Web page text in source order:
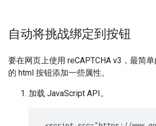
自动将挑战绑定到按钮
要在网页上使用 reCAPTCHA v3，最简
的 html 按钮添加一些属性。
加载 JavaScript API。